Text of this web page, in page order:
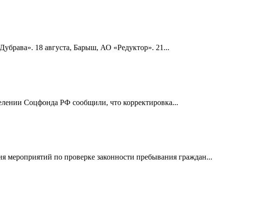
18 августа, Барыш, АО «Редуктор». 21...
Соцфонда РФ сообщили, что корректировка...
по проверке законности пребывания граждан...